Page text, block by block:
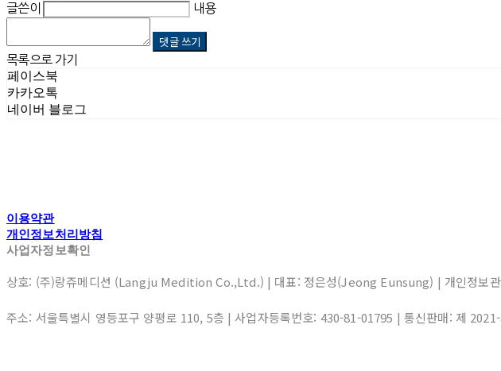
글쓴이
내용
댓글 쓰기
목록으로 가기
페이스북
카카오톡
네이버 블로그
이용약관
개인정보처리방침
사업자정보확인
상호: (주)랑쥬메디션 (Langju Medition Co.,Ltd.) | 대표: 정은성(Jeong Eunsung) | 개인정
주소: 서울특별시 영등포구 양평로 110, 5층 | 사업자등록번호: 430-81-01795 | 통신판매: 제